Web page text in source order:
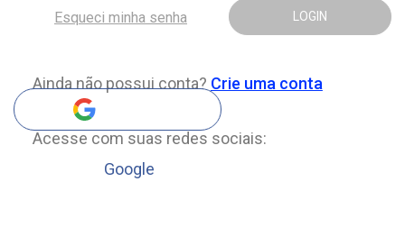
LOGIN
Esqueci minha senha
Ainda não possui conta? Crie uma conta
Acesse com suas redes sociais:
Google